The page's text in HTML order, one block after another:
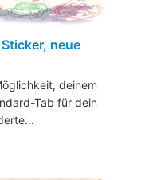
neue
deinem
Tab für dein